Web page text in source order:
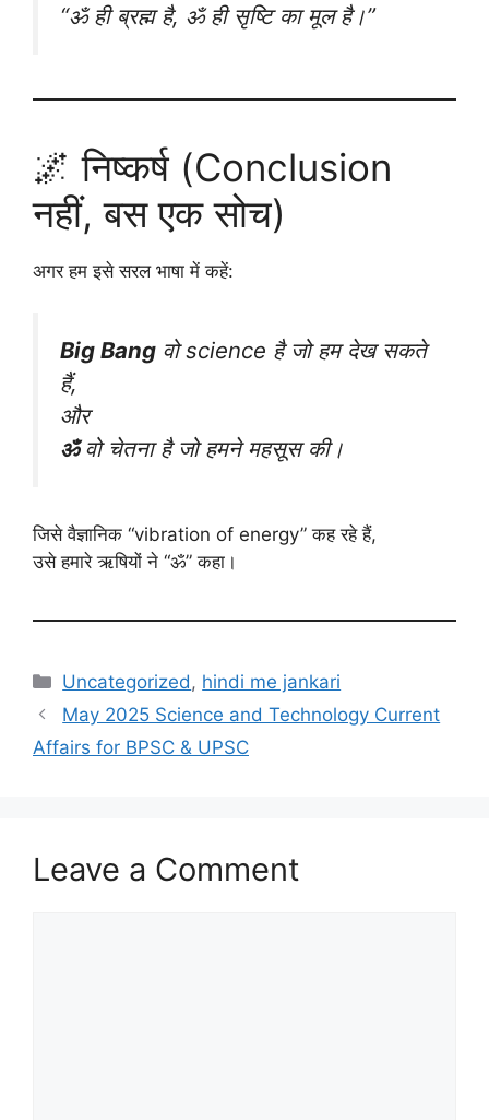
“ॐ ही ब्रह्म है, ॐ ही सृष्टि का मूल है।”
🌌 निष्कर्ष (Conclusion
नहीं, बस एक सोच)
अगर हम इसे सरल भाषा में कहें:
Big Bang वो science है जो हम देख सकते
हैं,
और
ॐवो चेतना है जो हमने महसूस की।
जिसे वैज्ञानिक “vibration of energy” कह रहे हैं,
उसे हमारे ऋषियों ने “ॐ” कहा।
Categories
Uncategorized , hindi me jankari
May 2025 Science and Technology Current
Affairs for BPSC & UPSC
Leave a Comment